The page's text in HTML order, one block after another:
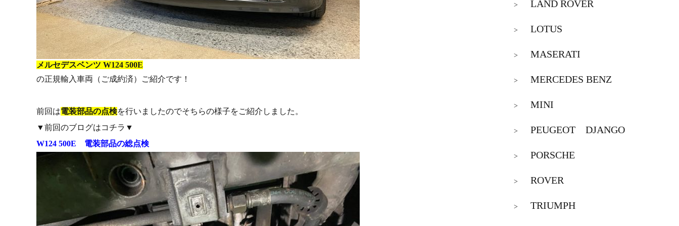
メルセデスベンツ W124 500E
の正規輸入車両（ご成約済）ご紹介です！
前回は電装部品の点検を行いましたのでそちらの様子をご紹介しました。
▼前回のブログはコチラ▼
W124 500E 電装部品の総点検
> LAND ROVER
> LOTUS
> MASERATI
> MERCEDES BENZ
> MINI
> PEUGEOT DJANGO
> PORSCHE
> ROVER
> TRIUMPH